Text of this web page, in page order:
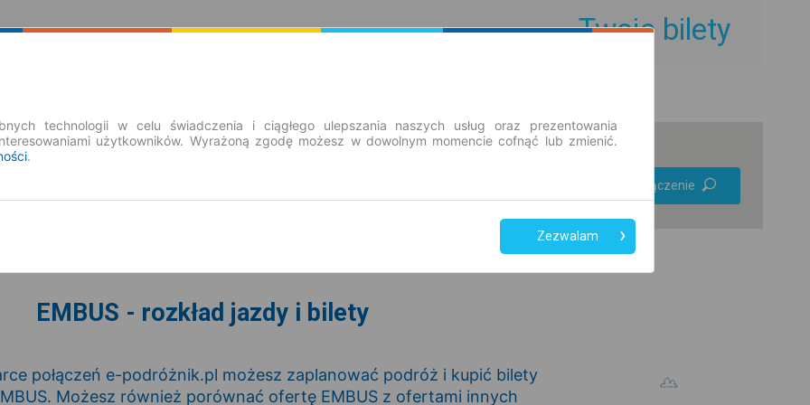
Twoje bilety
Tylko bilet online
Znajdź połączenie
EMBUS - rozkład jazdy i bilety
połączeń e-podróżnik.pl możesz zaplanować podróż i kupić bilety
Możesz również porównać ofertę EMBUS z ofertami innych
technologii w celu świadczenia i ciągłego ulepszania naszych usług oraz prezentowania
użytkowników. Wyrażoną zgodę możesz w dowolnym momencie cofnąć lub zmienić.
.
Zezwalam